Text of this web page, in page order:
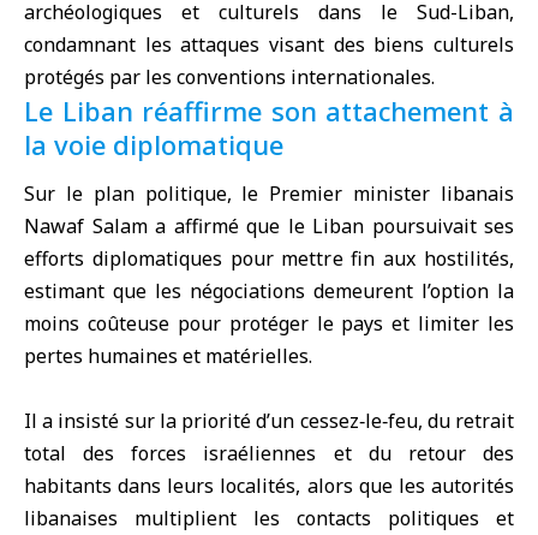
archéologiques et culturels dans le Sud-Liban,
condamnant les attaques visant des biens culturels
protégés par les conventions internationales.
Le Liban réaffirme son attachement à
la voie diplomatique
Sur le plan politique, le Premier minister libanais
Nawaf Salam a affirmé que le Liban poursuivait ses
efforts diplomatiques pour mettre fin aux hostilités,
estimant que les négociations demeurent l’option la
moins coûteuse pour protéger le pays et limiter les
pertes humaines et matérielles.
Il a insisté sur la priorité d’un cessez‑le‑feu, du retrait
total des forces israéliennes et du retour des
habitants dans leurs localités, alors que les autorités
libanaises multiplient les contacts politiques et